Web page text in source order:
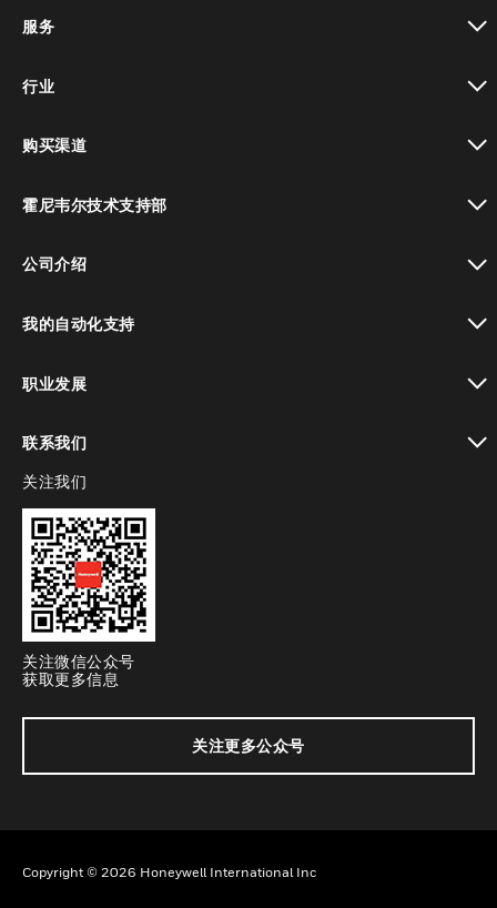
服务
行业
购买渠道
霍尼韦尔技术支持部
公司介绍
我的自动化支持
职业发展
联系我们
toggle view
关注我们
关注微信公众号
获取更多信息
关注更多公众号
Copyright © 2026 Honeywell International Inc